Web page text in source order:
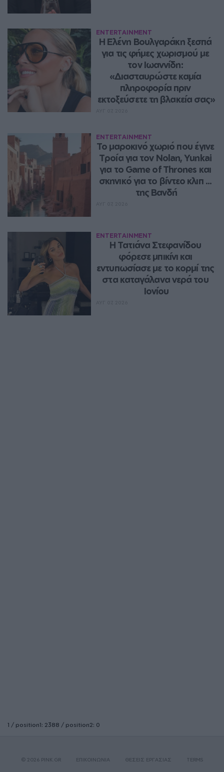
ENTERTAINMENT
Η Ελένη Βουλγαράκη ξεσπά
για τις φήμες χωρισμού με
τον Ιωαννίδη:
«Διασταυρώστε καμία
πληροφορία πριν
εκτοξεύσετε τη βλακεία σας»
ENTERTAINMENT
Το μαροκινό χωριό που έγινε
Τροία για τον Nolan, Yunkai
για το Game of Thrones και
σκηνικό για το βίντεο κλιπ ...
της Βανδή
ENTERTAINMENT
Η Τατιάνα Στεφανίδου
φόρεσε μπικίνι και
εντυπωσίασε με το κορμί της
στα καταγάλανα νερά του
Ιονίου
1 / position1: 2388 / position2: 0
© 2026 PINK.GR ΕΠΙΚΟΙΝΩΝΙΑ ΘΕΣΕΙΣ ΕΡΓΑΣΙΑΣ TERMS